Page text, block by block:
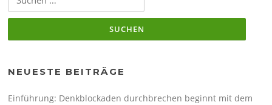
nach:
NEUESTE BEITRÄGE
Einführung: Denkblockaden durchbrechen beginnt mit dem